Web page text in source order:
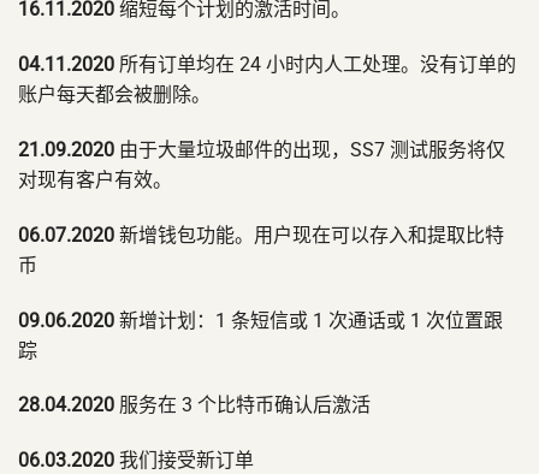
16.11.2020 缩短每个计划的激活时间。
04.11.2020 所有订单均在 24 小时内人工处理。没有订单的
账户每天都会被删除。
21.09.2020 由于大量垃圾邮件的出现，SS7 测试服务将仅
对现有客户有效。
06.07.2020 新增钱包功能。用户现在可以存入和提取比特
币
09.06.2020 新增计划：1 条短信或 1 次通话或 1 次位置跟
踪
28.04.2020 服务在 3 个比特币确认后激活
06.03.2020 我们接受新订单